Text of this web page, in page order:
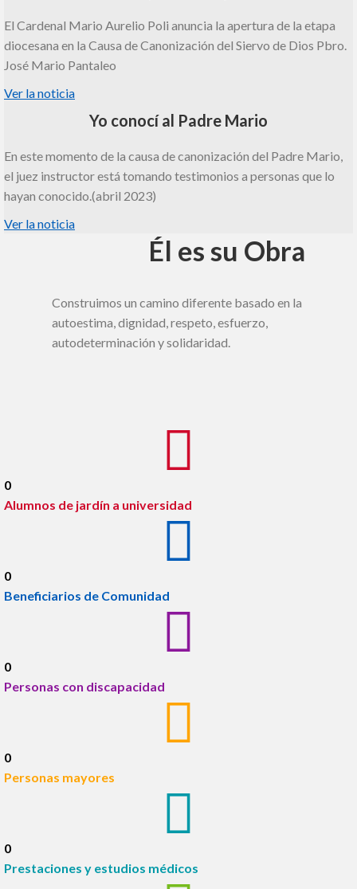
El Cardenal Mario Aurelio Poli anuncia la apertura de la etapa
diocesana en la Causa de Canonización del Siervo de Dios Pbro.
José Mario Pantaleo
Ver la noticia
Yo conocí al Padre Mario
En este momento de la causa de canonización del Padre Mario,
el juez instructor está tomando testimonios a personas que lo
hayan conocido.(abril 2023)
Ver la noticia
Él es su Obra
Construimos un camino diferente basado en la
autoestima, dignidad, respeto, esfuerzo,
autodeterminación y solidaridad.
0
Alumnos de jardín a universidad
0
Beneficiarios de Comunidad
0
Personas con discapacidad
0
Personas mayores
0
Prestaciones y estudios médicos